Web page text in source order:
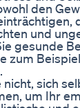
den
und
gesunde
zum
nicht, sich
um Ihr